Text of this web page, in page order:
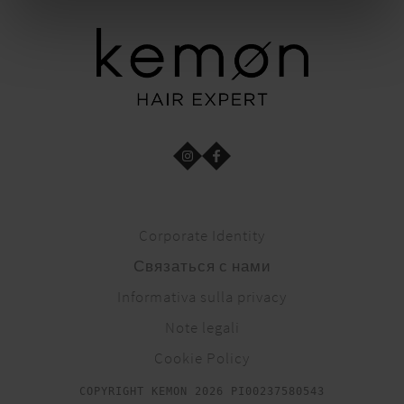
Corporate Identity
Связаться с нами
Informativa sulla privacy
Note legali
Cookie Policy
COPYRIGHT KEMON 2026 PI00237580543